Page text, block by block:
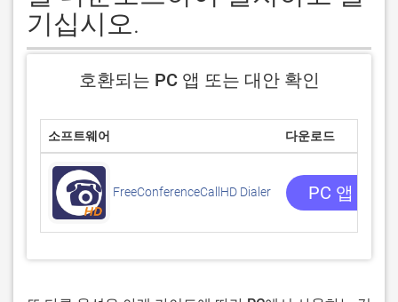
기십시오.
호환되는 PC 앱 또는 대안 확인
소프트웨어 다운로드
FreeConferenceCallHD Dialer PC 앱 받기